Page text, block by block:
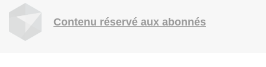
Contenu réservé aux abonnés